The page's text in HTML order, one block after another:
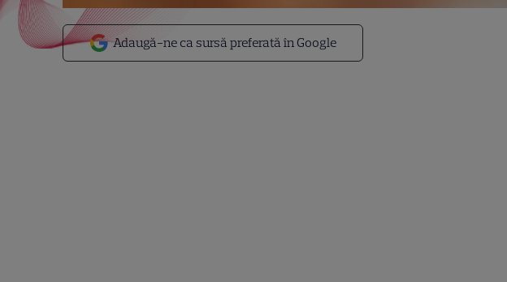
Adaugă-ne ca sursă preferată în Google